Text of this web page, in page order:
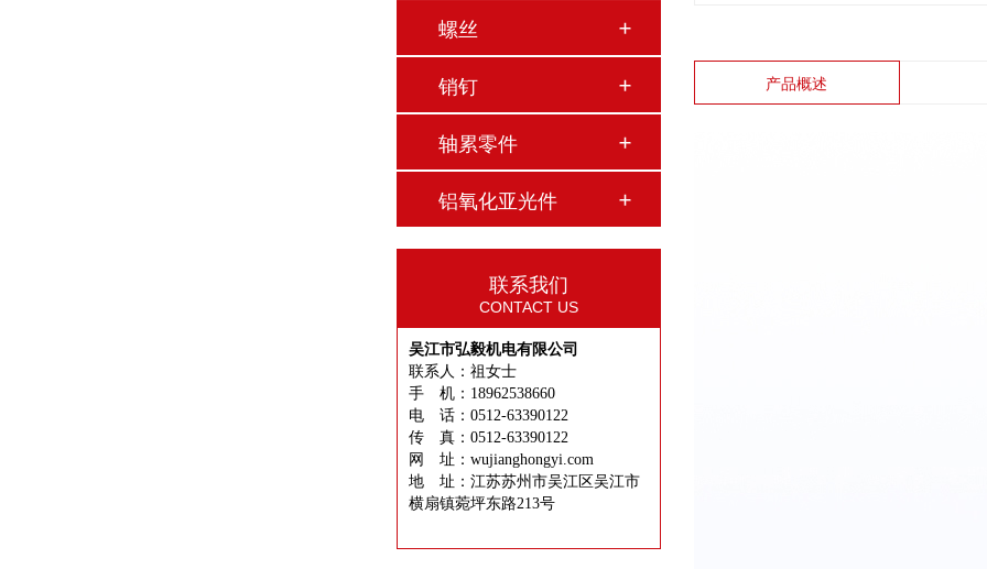
螺丝
销钉
轴累零件
铝氧化亚光件
联系我们
CONTACT US
吴江市弘毅机电有限公司
联系人：祖女士
手 机：18962538660
电 话：0512-63390122
传 真：0512-63390122
网 址：wujianghongyi.com
地 址：江苏苏州市吴江区吴江市
横扇镇菀坪东路213号
产品概述